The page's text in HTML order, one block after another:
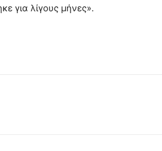
για λίγους μήνες».